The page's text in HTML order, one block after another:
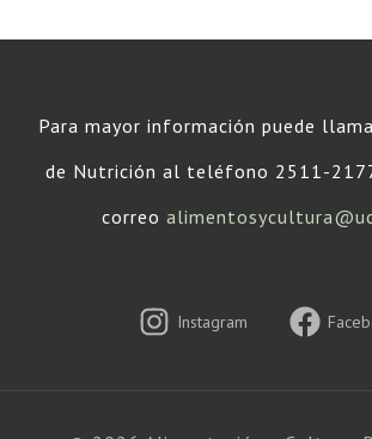
Para mayor información puede
de Nutrición al teléfono 2511-
correo
Instagram